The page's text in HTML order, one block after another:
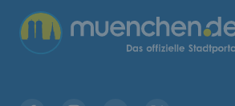
Übergreifende Links